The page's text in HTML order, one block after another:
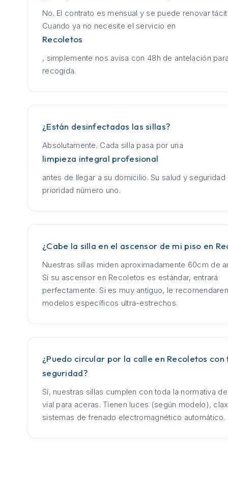
No. El contrato es mensual y se puede renovar
Cuando ya no necesite el servicio en
Recoletos
, simplemente nos avisa con 48h de antelación
recogida.
¿Están desinfectadas las sillas?
Absolutamente. Cada silla pasa por una
limpieza integral profesional
antes de llegar a su domicilio. Su salud y seguridad
prioridad número uno.
¿Cabe la silla en el ascensor de mi piso en
Nuestras sillas miden aproximadamente 60cm de
Si su ascensor en Recoletos es estándar, entrará
perfectamente. Si es muy antiguo, le
modelos específicos ultra-estrechos.
¿Puedo circular por la calle en Recoletos con
seguridad?
Sí, nuestras sillas cumplen con toda la normativa
vial para aceras. Tienen luces (según modelo),
sistemas de frenado electromagnético automático.